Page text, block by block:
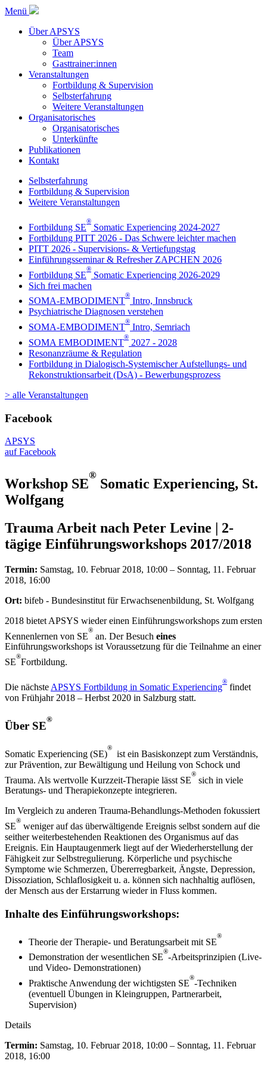
Menü
Über APSYS
Über APSYS
Team
Gasttrainer:innen
Veranstaltungen
Fortbildung & Supervision
Selbsterfahrung
Weitere Veranstaltungen
Organisatorisches
Organisatorisches
Unterkünfte
Publikationen
Kontakt
Selbsterfahrung
Fortbildung & Supervision
Weitere Veranstaltungen
Fortbildung SE
®
Somatic Experiencing 2024-2027
Fortbildung PITT 2026 - Das Schwere leichter machen
PITT 2026 - Supervisions- & Vertiefungstag
Einführungsseminar & Refresher ZAPCHEN 2026
Fortbildung SE
®
Somatic Experiencing 2026-2029
Sich frei machen
SOMA-EMBODIMENT
®
Intro, Innsbruck
Psychiatrische Diagnosen verstehen
SOMA-EMBODIMENT
®
Intro, Semriach
SOMA EMBODIMENT
®
2027 - 2028
Resonanzräume & Regulation
Fortbildung in Dialogisch-Systemischer Aufstellungs- und
Rekonstruktionsarbeit (DsA) - Bewerbungsprozess
> alle Veranstaltungen
Facebook
APSYS
auf Facebook
Workshop SE
®
Somatic Experiencing, St.
Wolfgang
Trauma Arbeit nach Peter Levine | 2-
tägige Einführungsworkshops 2017/2018
Termin: Samstag, 10. Februar 2018, 10:00 – Sonntag, 11. Februar
2018, 16:00
Ort: bifeb - Bundesinstitut für Erwachsenenbildung, St. Wolfgang
2018 bietet APSYS wieder einen Einführungsworkshops zum ersten
Kennenlernen von SE
®
an. Der Besuch eines
Einführungsworkshops ist Voraussetzung für die Teilnahme an einer
SE
®
Fortbildung.
Die nächste APSYS Fortbildung in Somatic Experiencing
®
findet
von Frühjahr 2018 – Herbst 2020 in Salzburg statt.
Über SE
®
Somatic Experiencing (SE)
®
ist ein Basiskonzept zum Verständnis,
zur Prävention, zur Bewältigung und Heilung von Schock und
Trauma. Als wertvolle Kurzzeit-Therapie lässt SE
®
sich in viele
Beratungs- und Therapiekonzepte integrieren.
Im Vergleich zu anderen Trauma-Behandlungs-Methoden fokussiert
SE
®
weniger auf das überwältigende Ereignis selbst sondern auf die
seither weiterbestehenden Reaktionen des Organismus auf das
Ereignis. Ein Hauptaugenmerk liegt auf der Wiederherstellung der
Fähigkeit zur Selbstregulierung. Körperliche und psychische
Symptome wie Schmerzen, Übererregbarkeit, Ängste, Depression,
Dissoziation, Schlaflosigkeit u. a. können sich nachhaltig auflösen,
der Mensch aus der Erstarrung wieder in Fluss kommen.
Inhalte des Einführungsworkshops:
Theorie der Therapie- und Beratungsarbeit mit SE
®
Demonstration der wesentlichen SE
®
-Arbeitsprinzipien (Live-
und Video- Demonstrationen)
Praktische Anwendung der wichtigsten SE
®
-Techniken
(eventuell Übungen in Kleingruppen, Partnerarbeit,
Supervision)
Details
Termin: Samstag, 10. Februar 2018, 10:00 – Sonntag, 11. Februar
2018, 16:00